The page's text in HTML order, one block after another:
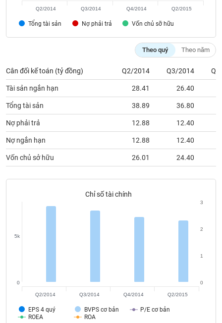
Tổng tài sản Nợ phải trả Vốn chủ sỡ hữu
Q2/2014 Q3/2014 Q4/2014 Q2/2015
Theo quý Theo năm
Cân đối kế toán (tỷ đồng) Q2/2014 Q3/2014
Tài sản ngắn hạn 28.41 26.40
Tổng tài sản 38.89 36.80
Nợ phải trả 12.88 12.40
Nợ ngắn hạn 12.88 12.40
Vốn chủ sở hữu 26.01 24.40
Chỉ số tài chính
EPS 4 quý BVPS cơ bản
P/E cơ bản
ROEA
ROA
0
5k
0
1
2
3
Q2/2014 Q3/2014 Q4/2014 Q2/2015
ngữ
Dịch
vụ
(-)
Đào
tạo
chính